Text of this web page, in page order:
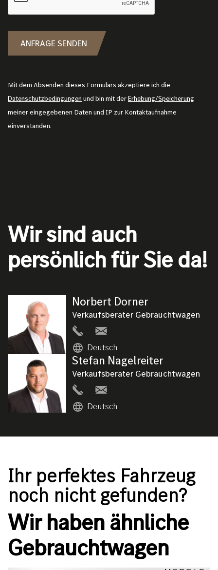
ANFRAGE SENDEN
Mit dem Absenden dieses Formulars akzeptiere ich die
Datenschutzbedingungen und bin mit derErhebung/Speicherung
meiner eingegebenen Daten und IP zur Kontaktaufnahme
einverstanden.
Wir sind auch
persönlich für Sie da!
Norbert Dorner
Verkaufsberater Gebrauchtwagen
Deutsch
Stefan Nagelreiter
Verkaufsberater Gebrauchtwagen
Deutsch
Ihr perfektes Fahrzeug
noch nicht gefunden?
Wir haben ähnliche
Gebrauchtwagen